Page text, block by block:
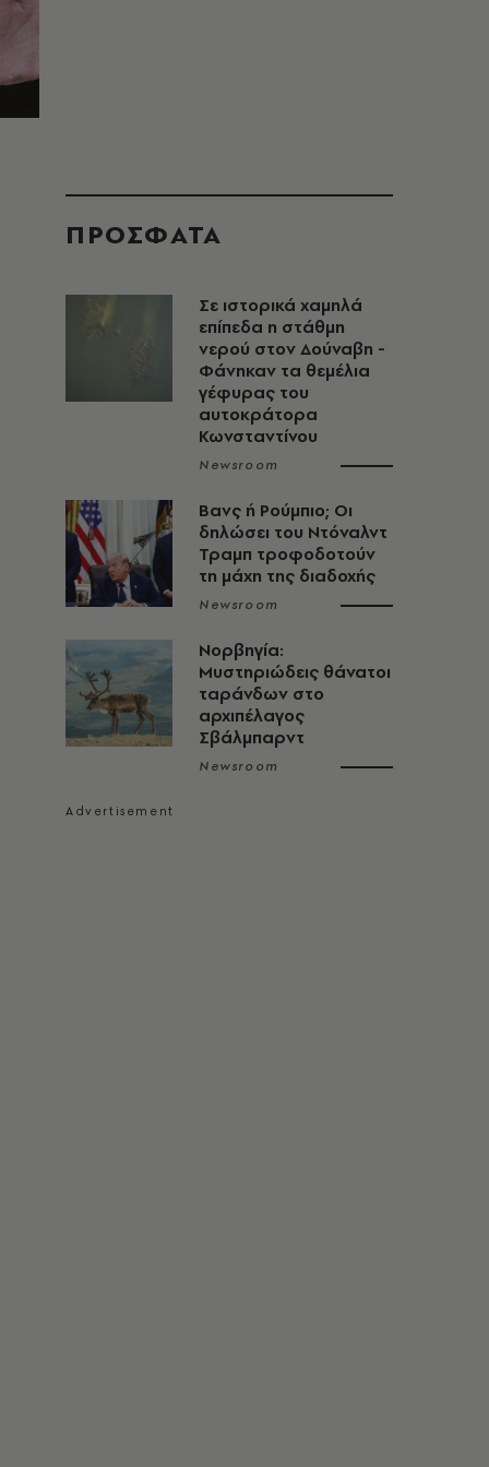
ΠΡΟΣΦΑΤΑ
Σε ιστορικά χαμηλά
επίπεδα η στάθμη
νερού στον Δούναβη -
Φάνηκαν τα θεμέλια
γέφυρας του
αυτοκράτορα
Κωνσταντίνου
Newsroom
Βανς ή Ρούμπιο; Οι
δηλώσει του Ντόναλντ
Τραμπ τροφοδοτούν
τη μάχη της διαδοχής
Newsroom
Νορβηγία:
Μυστηριώδεις θάνατοι
ταράνδων στο
αρχιπέλαγος
Σβάλμπαρντ
Newsroom